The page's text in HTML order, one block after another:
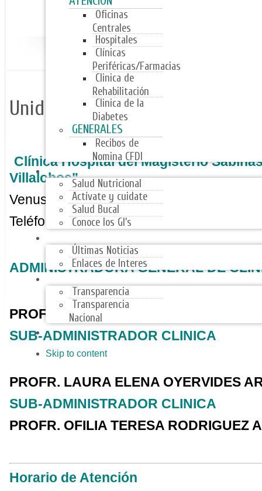
Oficinas
Centrales
Hospitales
Clínicas
Periféricas/Farmacias
Clinica de
Rehabilitación
Clinica de la
Diabetes
GENERALES
Recibos de
Nomina CFDI
PROGRAMAS
Salud Nutricional
Actívate y cuidate
Salud Bucal
Conoce los GI's
Últimas Noticias
Enlaces de Interes
Transparencia
Transparencia
Nacional
ARMONIZACIÓN CONTABLE
Skip to content
Unidad Sabinas
Clínica Hospital del Magisterio
Villalobos"
Venustiano Carranza Sur #135 Col.
Teléfonos:(861) 612 90 01 / 612 33 29 /
ADMINISTRADORA GENERAL DE
PROFRA. ROSA ELVA VALDES
SUB-ADMINISTRADOR CLINICA
PROFR. LAURA ELENA OYERVIDES
SUB-ADMINISTRADOR CLINICA
PROFR. OFILIA TERESA RODRIGUEZ
Horario de Atención